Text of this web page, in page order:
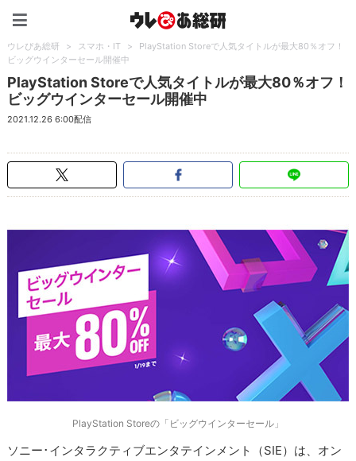
ウレぴあ総研 > スマホ・IT >
PlayStation Storeで人気タイトルが最大80％オフ！
ビッグウインターセール開催中
PlayStation Storeで人気タイトルが最大80％オフ！
ビッグウインターセール開催中
2021.12.26 6:00配信
PlayStation Storeの「ビッグウインターセール」
ソニー･インタラクティブエンタテインメント（SIE）は、オン